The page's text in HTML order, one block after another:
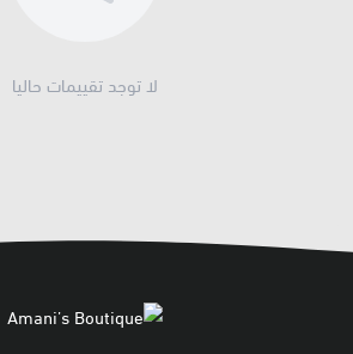
لا توجد تقييمات حاليا